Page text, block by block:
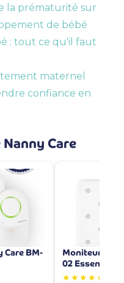
la prématurité sur
de bébé
: tout ce qu'il faut
maternel
confiance en
Care
BM-
Moniteur
02 Essentiel
★★★★★